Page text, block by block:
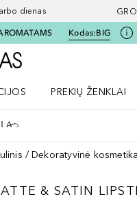
dienas
Kodas:BIG
Į Douglas pagrindinį
PREKIŲ ŽENKLAI
Dekoratyvinė kosmetika
& SATIN